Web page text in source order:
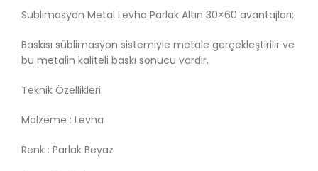
Sublimasyon Metal Levha Parlak Altın 30×60 avantajları;
Baskısı süblimasyon sistemiyle metale gerçekleştirilir ve
bu metalin kaliteli baskı sonucu vardır.
Teknik Özellikleri
Malzeme : Levha
Renk : Parlak Beyaz